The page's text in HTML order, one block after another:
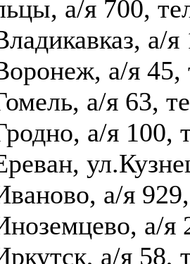
а/я 700,
а/
а/я 45,
а/я 63,
а/я 100,
а/я
а/я
а/я 58,